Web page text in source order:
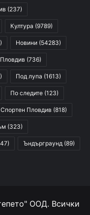
(237)
Култура (9789)
Новини (54283)
(736)
Под лупа (1613)
По следите (123)
Спортен Пловдив (818)
(323)
Ъндърграунд (89)
ООД. Всички